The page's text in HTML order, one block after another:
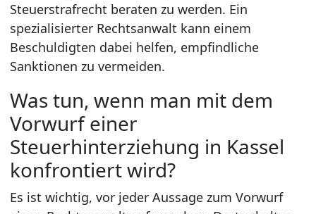
Steuerstrafrecht beraten zu werden. Ein
spezialisierter Rechtsanwalt kann einem
Beschuldigten dabei helfen, empfindliche
Sanktionen zu vermeiden.
Was tun, wenn man mit dem
Vorwurf einer
Steuerhinterziehung in Kassel
konfrontiert wird?
Es ist wichtig, vor jeder Aussage zum Vorwurf